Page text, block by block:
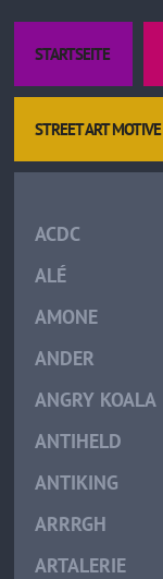
STARTSEITE
STREET ART MOTIVE
ACDC
ALÉ
AMONE
ANDER
ANGRY KOALA
ANTIHELD
ANTIKING
ARRRGH
ARTALERIE